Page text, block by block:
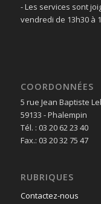
- Les services sont
vendredi de 13h30 à
COORDONNÉES
5 rue Jean Baptiste
59133 - Phalempin
Tél. : 03 20 62 23 40
Fax.: 03 20 32 75 47
RUBRIQUES
Contactez-nous